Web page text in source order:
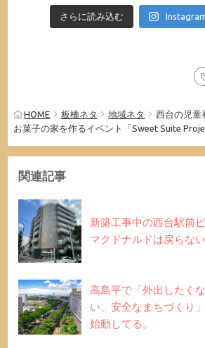
さらに読み込む
HOME 板橋ネタ 地域ネタ
西台の児童
お菓子の家を作るイベント「Sweet Suite
関連記事
新築工事中の西台駅前
マクドナルドは戻らな
高島平で「外出したく
い、安全なまちづくり
始動してる。